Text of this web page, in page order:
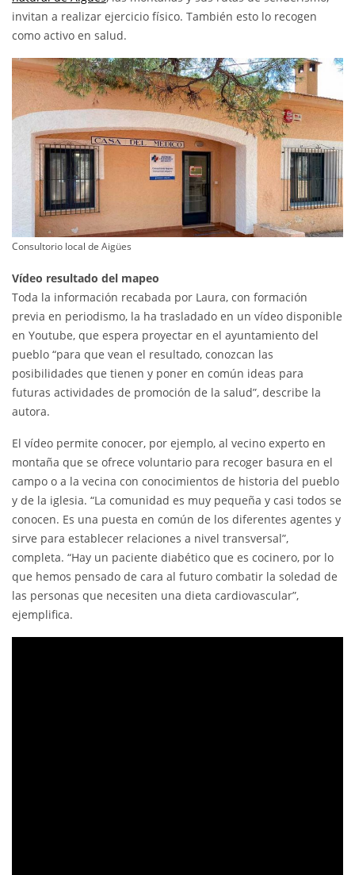
invitan a realizar ejercicio físico. También esto lo recogen
como activo en salud.
Consultorio local de Aigües
Vídeo resultado del mapeo
Toda la información recabada por Laura, con formación
previa en periodismo, la ha trasladado en un vídeo disponible
en Youtube, que espera proyectar en el ayuntamiento del
pueblo “para que vean el resultado, conozcan las
posibilidades que tienen y poner en común ideas para
futuras actividades de promoción de la salud”, describe la
autora.
El vídeo permite conocer, por ejemplo, al vecino experto en
montaña que se ofrece voluntario para recoger basura en el
campo o a la vecina con conocimientos de historia del pueblo
y de la iglesia. “La comunidad es muy pequeña y casi todos se
conocen. Es una puesta en común de los diferentes agentes y
sirve para establecer relaciones a nivel transversal”,
completa. “Hay un paciente diabético que es cocinero, por lo
que hemos pensado de cara al futuro combatir la soledad de
las personas que necesiten una dieta cardiovascular”,
ejemplifica.